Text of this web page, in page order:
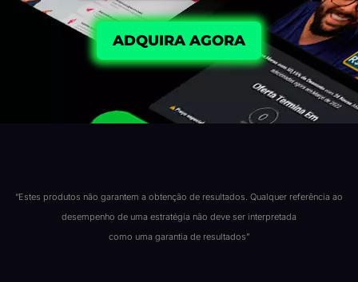
ADQUIRA AGORA
“Estes produtos não garantem a obtenção de resultados. Qualquer referência ao
desempenho de uma estratégia não deve ser interpretada
como uma garantia de resultados”